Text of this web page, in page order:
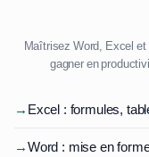
Maîtrisez Word, Excel
gagner en
→ Excel : formules,
→Word : mise en